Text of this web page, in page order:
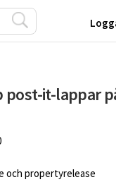
post-it-lappar
och propertyrelease